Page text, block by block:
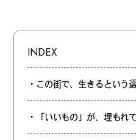
#健康
#パイセ
INDEX
・この街で、生きるという
・「いいもの」が、埋もれ